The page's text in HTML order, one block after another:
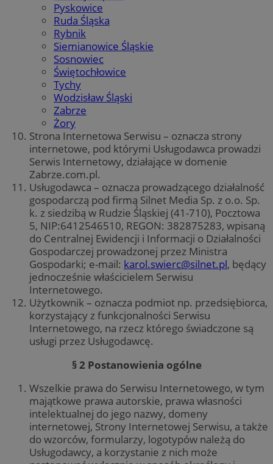
Pyskowice
Ruda Śląska
Rybnik
Siemianowice Śląskie
Sosnowiec
Świętochłowice
Tychy
Wodzisław Śląski
Zabrze
Żory
Strona Internetowa Serwisu – oznacza strony
internetowe, pod którymi Usługodawca prowadzi
Serwis Internetowy, działające w domenie
Zabrze.com.pl.
Usługodawca – oznacza prowadzącego działalność
gospodarczą pod firmą Silnet Media Sp. z o.o. Sp.
k. z siedzibą w Rudzie Śląskiej (41-710), Pocztowa
5, NIP:6412546510, REGON: 382875283, wpisaną
do Centralnej Ewidencji i Informacji o Działalności
Gospodarczej prowadzonej przez Ministra
Gospodarki; e-mail: karol.swierc@silnet.pl, będący
jednocześnie właścicielem Serwisu
Internetowego.
Użytkownik – oznacza podmiot np. przedsiębiorca,
korzystający z funkcjonalności Serwisu
Internetowego, na rzecz którego świadczone są
usługi przez Usługodawcę.
§ 2 Postanowienia ogólne
Wszelkie prawa do Serwisu Internetowego, w tym
majątkowe prawa autorskie, prawa własności
intelektualnej do jego nazwy, domeny
internetowej, Strony Internetowej Serwisu, a także
do wzorców, formularzy, logotypów należą do
Usługodawcy, a korzystanie z nich może